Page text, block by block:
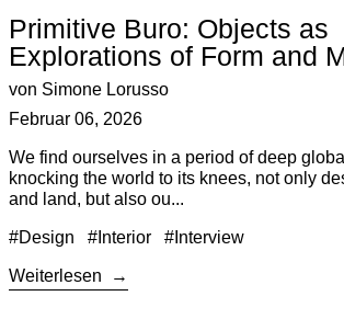
Primitive Buro: Objects as
Explorations of Form and
von Simone Lorusso
Februar 06, 2026
We find ourselves in a period of deep
knocking the world to its knees, not only
and land, but also ou...
#Design #Interior #Interview
Weiterlesen